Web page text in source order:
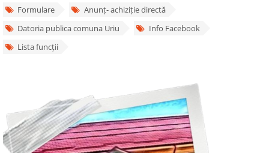
Formulare
Anunț- achiziție directă
Datoria publica comuna Uriu
Info Facebook
Lista funcții